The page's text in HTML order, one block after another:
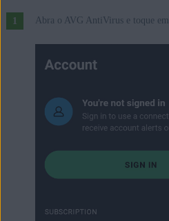
Abra o AVG AntiVirus e toque em